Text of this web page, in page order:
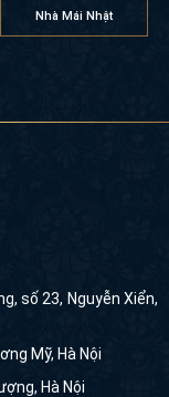
Nhà Mái Nhật
số 23, Nguyễn Xiển,
Mỹ, Hà Nội
Hà Nội